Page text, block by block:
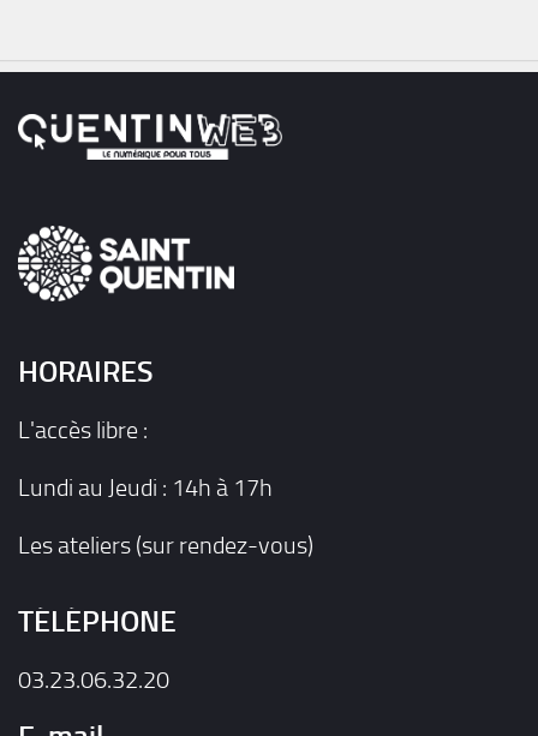
HORAIRES
L'accès libre :
Lundi au Jeudi : 14h à 17h
Les ateliers (sur rendez-vous)
TÉLÉPHONE
03.23.06.32.20